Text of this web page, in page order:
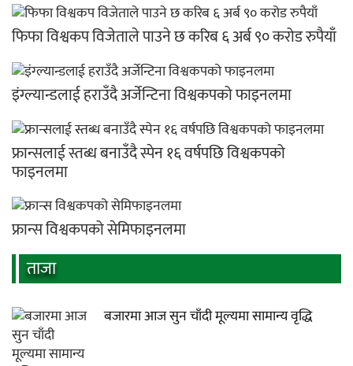
फिफा विश्वकप विजेताले पाउने छ करिब ६ अर्ब ९० करोड रुपैयाँ
इंग्ल्यान्डलाई हराउँदै अर्जेन्टिना विश्वकपको फाइनलमा
फ्रान्सलाई स्तब्ध बनाउँदै स्पेन १६ वर्षपछि विश्वकपको
फाइनलमा
फ्रान्स विश्वकपको सेमिफाइनलमा
ताजा
बजारमा आज सुन चाँदी मूल्यमा सामान्य वृद्धि